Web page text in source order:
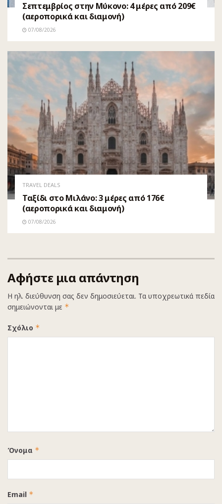
Σεπτεμβρίος στην Μύκονο: 4 μέρες από 209€
(αεροπορικά και διαμονή)
07/08/2026
TRAVEL DEALS
Ταξίδι στο Μιλάνο: 3 μέρες από 176€
(αεροπορικά και διαμονή)
07/08/2026
Αφήστε μια απάντηση
Η ηλ. διεύθυνση σας δεν δημοσιεύεται. Τα υποχρεωτικά πεδία
σημειώνονται με *
Σχόλιο *
Όνομα *
Email *